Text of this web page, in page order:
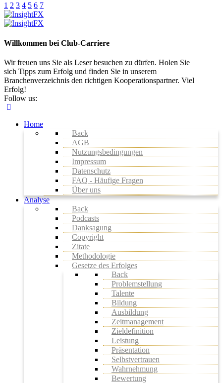
1 2 3 4 5 6 7
Willkommen bei Club-Carriere
Wir freuen uns Sie als Leser besuchen zu dürfen. Holen Sie
sich Tipps zum Erfolg und finden Sie in unserem
Branchenverzeichnis den richtigen Kooperationspartner. Viel
Erfolg!
Follow us:
Home
Back
AGB
Nutzungsbedingungen
Impressum
Datenschutz
FAQ - Häufige Fragen
Über uns
Analyse
Back
Podcasts
Danksagung
Copyright
Zitate
Methodologie
Gesetze des Erfolges
Back
Problemstellung
Talente
Bildung
Ausbildung
Zeitmanagement
Zieldefinition
Leistung
Präsentation
Selbstvertrauen
Wahrnehmung
Bewertung